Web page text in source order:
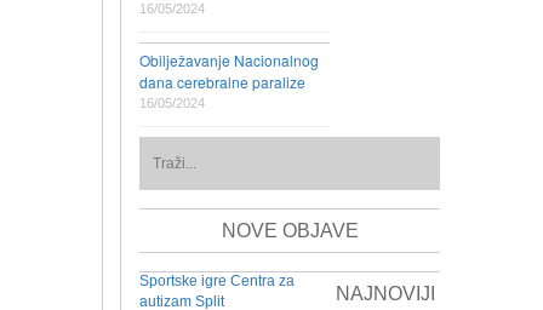
16/05/2024
Obilježavanje Nacionalnog
dana cerebralne paralize
16/05/2024
NOVE OBJAVE
Sportske igre Centra za
autizam Split
NAJNOVIJI